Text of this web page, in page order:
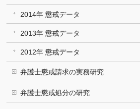
2014年 懲戒データ
2013年 懲戒データ
2012年 懲戒データ
弁護士懲戒請求の実務研究
弁護士懲戒処分の研究